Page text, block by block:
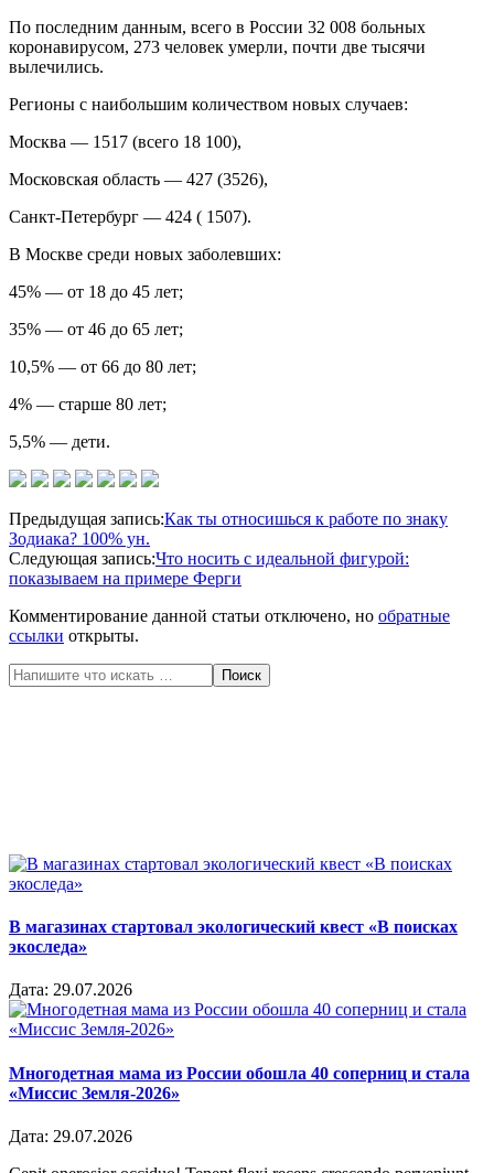
По последним данным, всего в России 32 008 больных
коронавирусом, 273 человек умерли, почти две тысячи
вылечились.
Регионы с наибольшим количеством новых случаев:
Москва — 1517 (всего 18 100),
Московская область — 427 (3526),
Санкт-Петербург — 424 ( 1507).
В Москве среди новых заболевших:
45% — от 18 до 45 лет;
35% — от 46 до 65 лет;
10,5% — от 66 до 80 лет;
4% — старше 80 лет;
5,5% — дети.
2020-
06-
08
Предыдущая запись:Как ты относишься к работе по знаку
Зодиака? 100% ун.
Следующая запись:Что носить с идеальной фигурой:
показываем на примере Ферги
Комментирование данной статьи отключено, но обратные
ссылки открыты.
Поиск
В магазинах стартовал экологический квест «В поисках
экоследа»
Дата: 29.07.2026
Многодетная мама из России обошла 40 соперниц и стала
«Миссис Земля-2026»
Дата: 29.07.2026